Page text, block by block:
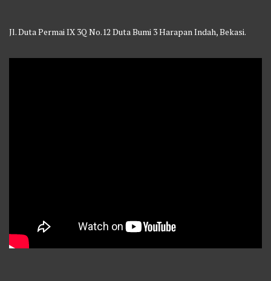
Jl. Duta Permai IX 3Q No.12 Duta Bumi 3 Harapan Indah, Bekasi.